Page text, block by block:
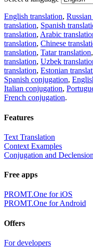
English translation,
translation, Spanish
translation, Arabic
translation, Chinese
translation, Tatar translation,
translation, Uzbek
translation, Estonian
Spanish conjugation,
Italian conjugation,
French conjugation.
Features
Text Translation
Context Examples
Conjugation and Declension
Free apps
PROMT.One for iOS
PROMT.One for Android
Offers
For developers